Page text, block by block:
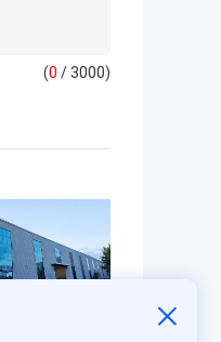
(0 / 3000)